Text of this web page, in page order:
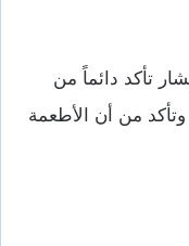
تأكد دائماً من
من أن الأطعمة